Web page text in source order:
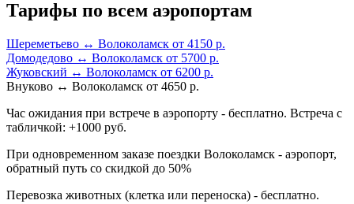
Тарифы по всем аэропортам
Шереметьево ↔ Волоколамск от 4150 р.
Домодедово ↔ Волоколамск от 5700 р.
Жуковский ↔ Волоколамск от 6200 р.
Внуково ↔ Волоколамск от 4650 р.
Час ожидания при встрече в аэропорту - бесплатно. Встреча с
табличкой: +1000 руб.
При одновременном заказе поездки Волоколамск - аэропорт,
обратный путь со скидкой до 50%
Перевозка животных (клетка или переноска) - бесплатно.